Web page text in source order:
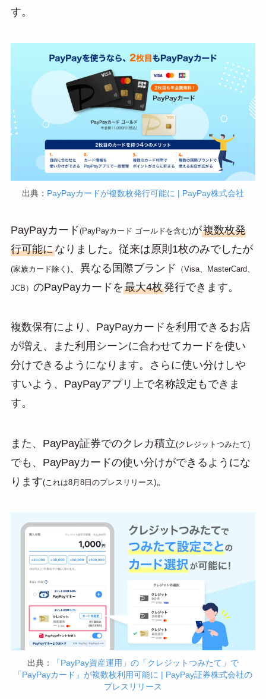
す。
出典： PayPayカードが複数枚発行可能に | PayPay株式会社
PayPayカード(PayPayカード ゴールドを含む)が複数枚発
行可能になりました。従来は原則1枚のみでしたが
(家族カード除く)、異なる国際ブランド （Visa、MasterCard、
JCB） のPayPayカードを最大4枚発行できます。
複数保有により、PayPayカードを利用できるお店
が増え、また利用シーンに合わせてカードを使い
分けできるようになります。さらに使い分けしや
すいよう、PayPayアプリ上で名称設定もできま
す。
また、PayPay証券でのクレカ積立(クレジットつみたて)
でも、PayPayカードの使い分けができるようにな
ります(これは8月8日のプレスリリース)。
出典：
「PayPay資産運用」の「クレジットつみたて」で
「PayPayカード」が複数枚利用可能に | PayPay証券株式会社の
プレスリリース